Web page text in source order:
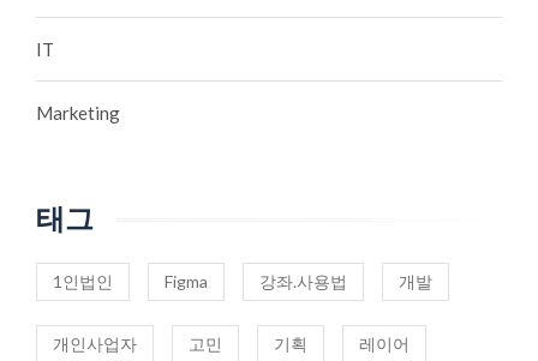
IT
Marketing
태그
1인법인 Figma 강좌.사용법 개발
개인사업자 고민 기획 레이어